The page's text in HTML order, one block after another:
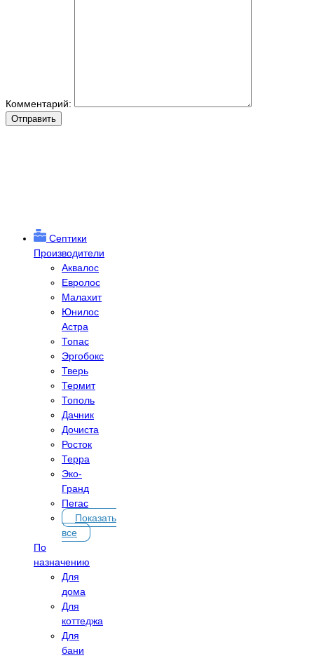
Комментарий:
Отправить
Септики
Производители
Аквалос
Евролос
Малахит
Юнилос
Астра
Топас
Эргобокс
Тверь
Термит
Тополь
Дачник
Дочиста
Росток
Терра
Эко-
Гранд
Пегас
Показать
все
По
назначению
Для
дома
Для
коттеджа
Для
бани